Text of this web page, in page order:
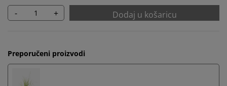
- + Dodaj u košaricu
Preporučeni proizvodi